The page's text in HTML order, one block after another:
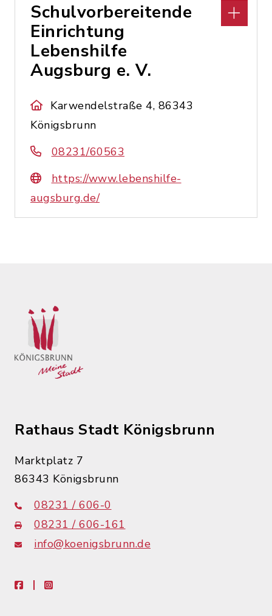
Schulvorbereitende
Einrichtung
Lebenshilfe
Augsburg e. V.
Karwendelstraße 4, 86343
Königsbrunn
08231/60563
https://www.lebenshilfe-
augsburg.de/
Rathaus Stadt Königsbrunn
Marktplatz 7
86343 Königsbrunn
08231 / 606-0
08231 / 606-161
info@koenigsbrunn.de
facebookinstagram